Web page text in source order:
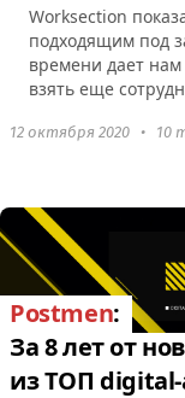
Worksection
подходящим под
времени дает
взять еще
12 октября 2020 • 10
Postmen:
За 8 лет от
из ТОП